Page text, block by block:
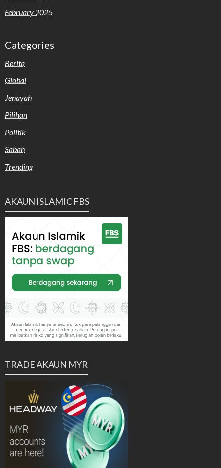
February 2025
Categories
Berita
Global
Jenayah
Pilihan
Politik
Sabah
Trending
AKAUN ISLAMIC FBS
TRADE AKAUN MYR